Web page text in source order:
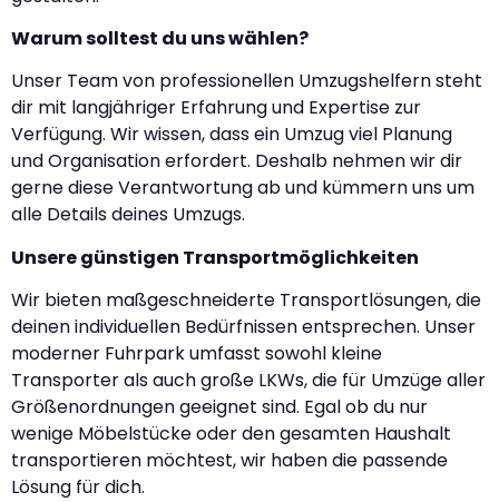
Warum solltest du uns wählen?
Unser Team von professionellen Umzugshelfern steht
dir mit langjähriger Erfahrung und Expertise zur
Verfügung. Wir wissen, dass ein Umzug viel Planung
und Organisation erfordert. Deshalb nehmen wir dir
gerne diese Verantwortung ab und kümmern uns um
alle Details deines Umzugs.
Unsere günstigen Transportmöglichkeiten
Wir bieten maßgeschneiderte Transportlösungen, die
deinen individuellen Bedürfnissen entsprechen. Unser
moderner Fuhrpark umfasst sowohl kleine
Transporter als auch große LKWs, die für Umzüge aller
Größenordnungen geeignet sind. Egal ob du nur
wenige Möbelstücke oder den gesamten Haushalt
transportieren möchtest, wir haben die passende
Lösung für dich.